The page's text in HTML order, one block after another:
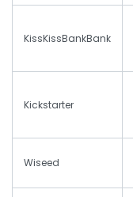
KissKissBankBank
Kickstarter
Wiseed